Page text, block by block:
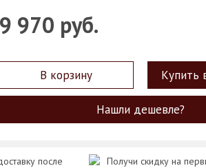
9 970 руб.
В корзину Купить
Нашли дешевле?
после
Получи скидку на